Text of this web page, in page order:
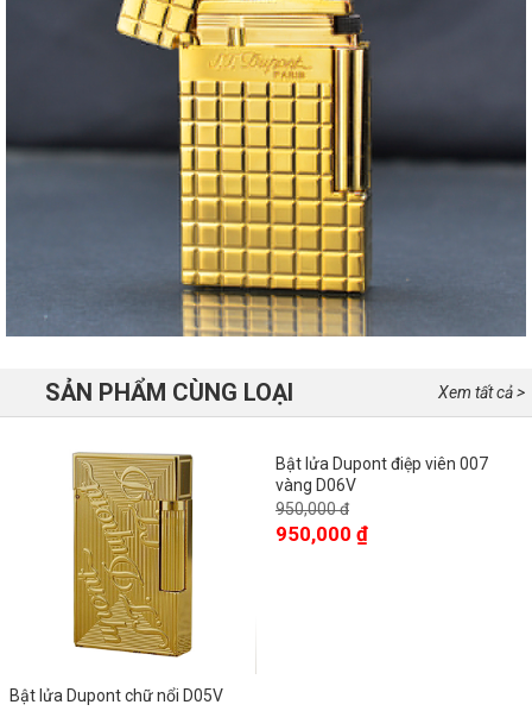
Xem tất cả >
SẢN PHẨM CÙNG LOẠI
Bật lửa Dupont chữ nổi D05V
Bật lửa Dupont điệp viên 007
vàng D06V
950,000 đ
950,000 ₫